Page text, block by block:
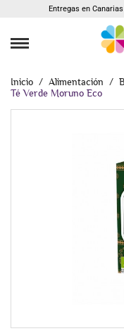
Entregas en
Inicio Alimentación
Té Verde Moruno Eco